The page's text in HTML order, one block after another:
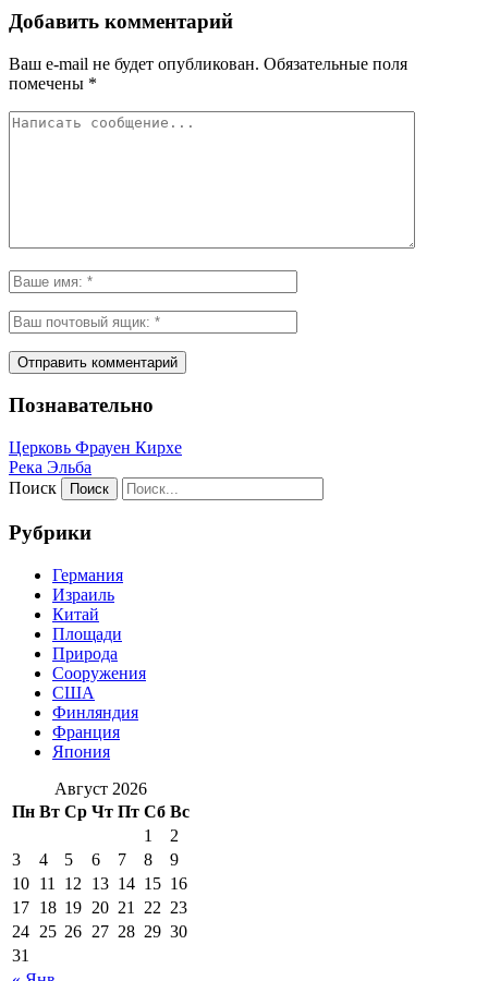
Добавить комментарий
Ваш e-mail не будет опубликован. Обязательные поля
помечены *
Познавательно
Церковь Фрауен Кирхе
Река Эльба
Поиск
Рубрики
Германия
Израиль
Китай
Площади
Природа
Сооружения
США
Финляндия
Франция
Япония
Август 2026
Пн Вт Ср Чт Пт Сб Вс
1
2
3
4 5 6 7 8
9
10 11 12 13 14 15 16
17 18 19 20 21 22 23
24 25 26 27 28 29 30
31